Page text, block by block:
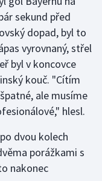
sekund před
dopad, byl to
vyrovnaný, střel
byl v koncovce
kouč. "Cítím
ale musíme
hlesl.
dvou kolech
porážkami s
nakonec